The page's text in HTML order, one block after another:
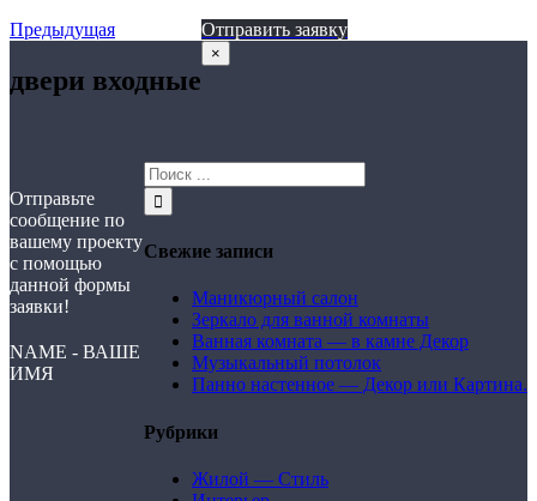
Предыдущая
двери входные
Свежие записи
Маникюрный салон
Зеркало для ванной комнаты
Ванная комната — в камне Декор
Музыкальный потолок
Панно настенное — Декор или Картина.
Рубрики
Жилой — Стиль
Отправить заявку
×
Отправьте
сообщение по
вашему проекту
с помощью
данной формы
заявки!
NAME - ВАШЕ
ИМЯ